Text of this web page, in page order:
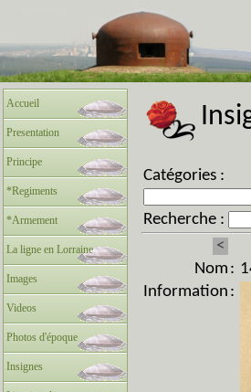
Accueil
Presentation
Principe
*Regiments
*Armement
La ligne en Lorraine
Images
Videos
Photos d'époque
Insignes
Catégories :
Recherche :
<
Nom :
Information :